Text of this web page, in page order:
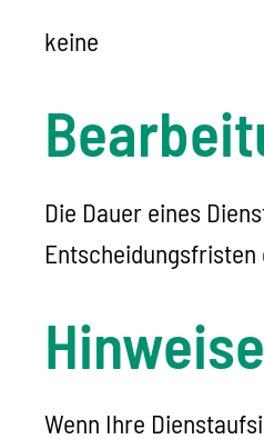
keine
Die Dauer eines
Entscheidungsfristen
Hinweise
Wenn Ihre